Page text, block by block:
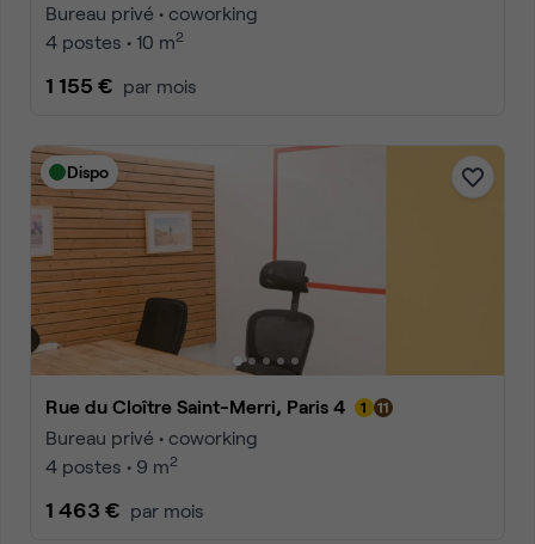
Bureau privé • coworking
4 postes • 10 m2
1 155 € par mois
Dispo
Rue du Cloître Saint-Merri, Paris 4
Bureau privé • coworking
4 postes • 9 m2
1 463 € par mois